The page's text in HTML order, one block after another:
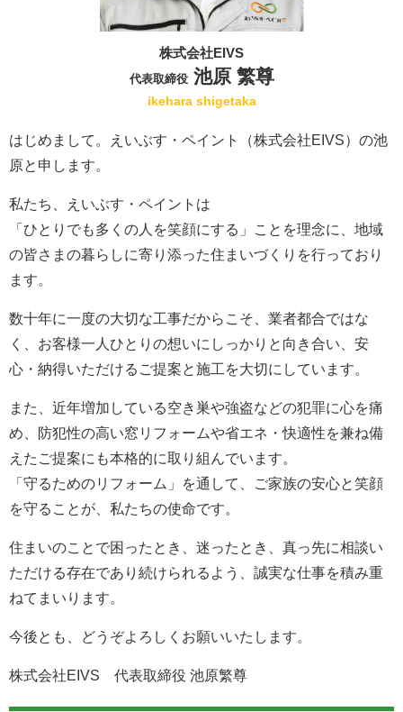
株式会社EIVS
代表取締役池原 繁尊
ikehara shigetaka
はじめまして。えいぶす・ペイント（株式会社EIVS）の池
原と申します。
私たち、えいぶす・ペイントは
「ひとりでも多くの人を笑顔にする」ことを理念に、地域
の皆さまの暮らしに寄り添った住まいづくりを行っており
ます。
数十年に一度の大切な工事だからこそ、業者都合ではな
く、お客様一人ひとりの想いにしっかりと向き合い、安
心・納得いただけるご提案と施工を大切にしています。
また、近年増加している空き巣や強盗などの犯罪に心を痛
め、防犯性の高い窓リフォームや省エネ・快適性を兼ね備
えたご提案にも本格的に取り組んでいます。
「守るためのリフォーム」を通して、ご家族の安心と笑顔
を守ることが、私たちの使命です。
住まいのことで困ったとき、迷ったとき、真っ先に相談い
ただける存在であり続けられるよう、誠実な仕事を積み重
ねてまいります。
今後とも、どうぞよろしくお願いいたします。
株式会社EIVS 代表取締役 池原繁尊